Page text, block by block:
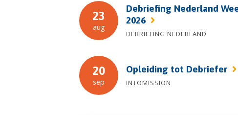
23
aug
Debriefing Nederland
2026
DEBRIEFING NEDERLAND
20
sep
Opleiding tot Debriefer
INTOMISSION